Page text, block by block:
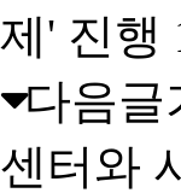
제' 진행
다음글
센터와